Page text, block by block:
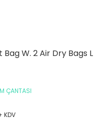
W. 2 Air Dry Bags L
ÇANTASI
KDV